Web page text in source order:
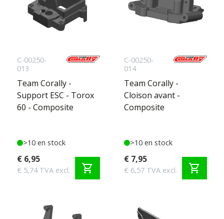
C-00250-
013
Team Corally -
Support ESC - Torox
60 - Composite
>10 en stock
€ 6,95
€ 5,74 TVA excl. shopping_cart
C-00250-
014
Team Corally -
Cloison avant -
Composite
>10 en stock
€ 7,95
€ 6,57 TVA excl. shopping_cart